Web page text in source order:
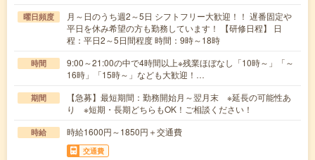
曜日頻度
月～日のうち週2～5日 シフトフリー大歓迎！！ 遅番固定や
平日を休み希望の方も勤務しています！ 【研修日程】 日
程：平日2～5日間程度 時間：9時～18時
時間
9:00～21:00の中で4時間以上※残業ほぼなし「10時～」「～
16時」「15時～」なども大歓迎！…
期間
【急募】最短期間：勤務開始月～翌月末 ※延長の可能性あ
り ※短期・長期どちらもOK！ご相談ください！
時給 時給1600円～1850円＋交通費
交通費